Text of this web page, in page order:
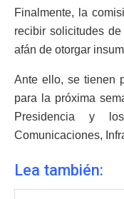
Finalmente, la
recibir solicitudes
afán de otorgar
Ante ello, se tienen
para la próxima
Presidencia y
Comunicaciones,
Lea también: